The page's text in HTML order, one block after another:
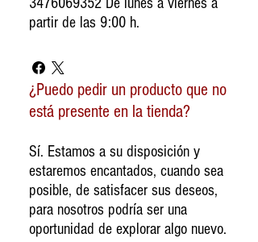
partir de las 9:00 h.
¿Puedo pedir un producto que no
está presente en la tienda?
Sí. Estamos a su disposición y
estaremos encantados, cuando sea
posible, de satisfacer sus deseos,
para nosotros podría ser una
oportunidad de explorar algo nuevo.